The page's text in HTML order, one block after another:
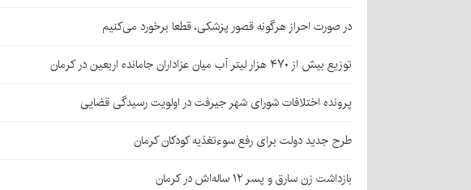
در صورت احراز هرگونه قصور پزشکی، قطعا برخورد می‌کنیم
توزیع بیش از ۴۷۰ هزار لیتر آب میان عزاداران جامانده اربعین در کرمان
پرونده اختلافات شورای شهر جیرفت در اولویت رسیدگی قضایی
طرح جدید دولت برای رفع سوءتغذیه کودکان کرمان
بازداشت زن سارق و پسر ۱۲ ساله‌اش در کرمان